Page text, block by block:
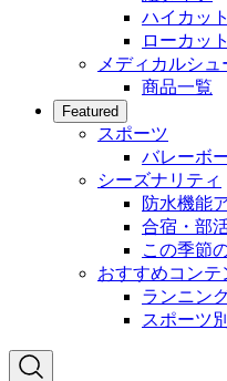
ハイカット
ローカット
メディカルシュ
商品一覧
Featured
スポーツ
バレーボ
シーズナリティ
防水機能
合宿・部
この季節
おすすめコンテ
ランニン
スポーツ